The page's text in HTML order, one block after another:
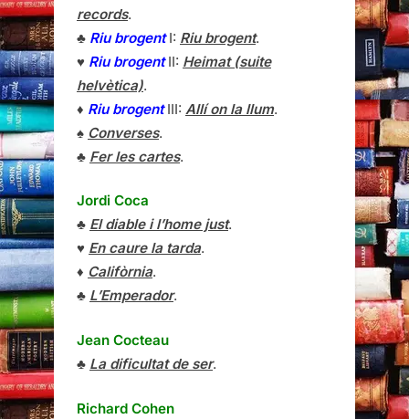
records.
♣ Riu brogentI: Riu brogent.
♥ Riu brogentII: Heimat (suite
helvètica).
♦ Riu brogentIII: Allí on la llum.
♠ Converses.
♣ Fer les cartes.
Jordi Coca
♣ El diable i l’home just.
♥ En caure la tarda.
♦ Califòrnia.
♣ L’Emperador.
Jean Cocteau
♣ La dificultat de ser.
Richard Cohen